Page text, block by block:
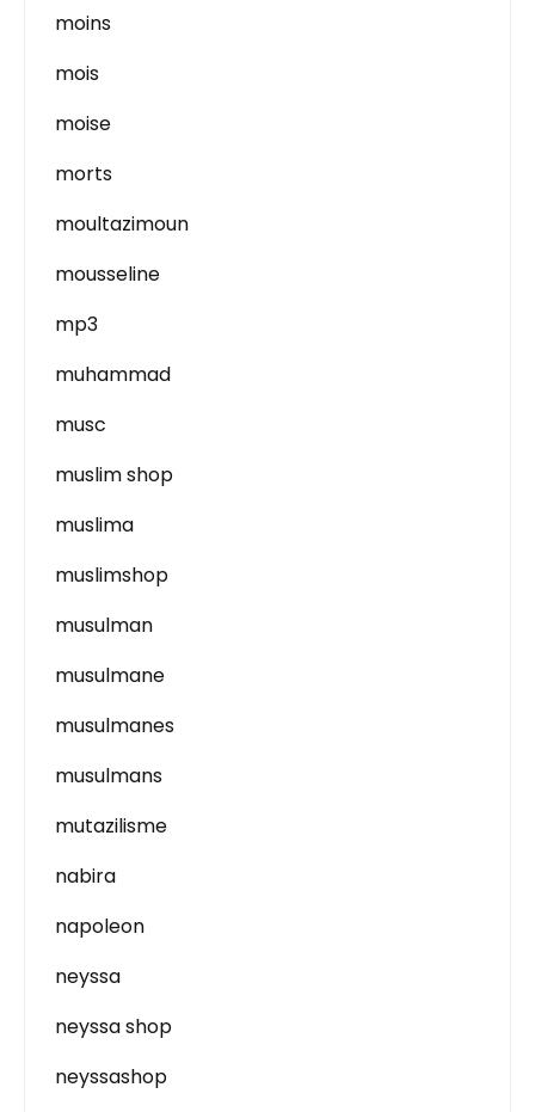
moins
mois
moise
morts
moultazimoun
mousseline
mp3
muhammad
musc
muslim shop
muslima
muslimshop
musulman
musulmane
musulmanes
musulmans
mutazilisme
nabira
napoleon
neyssa
neyssa shop
neyssashop